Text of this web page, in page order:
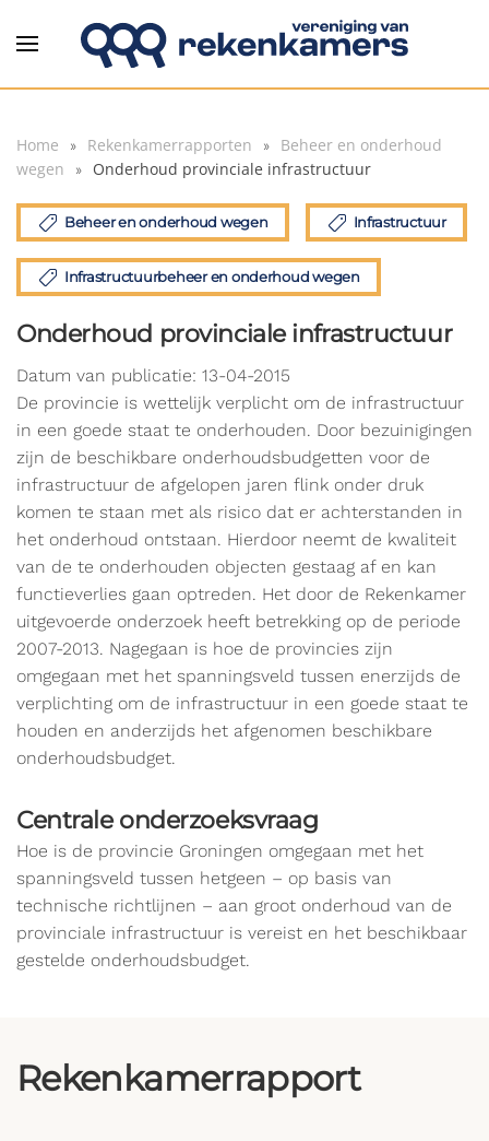
Overslaan en naar de inhoud gaan
Home Rekenkamerrapporten
Beheer en onderhoud
wegen
Onderhoud provinciale infrastructuur
Beheer en onderhoud wegen Infrastructuur
Infrastructuurbeheer en onderhoud wegen
Onderhoud provinciale infrastructuur
Datum van publicatie: 13-04-2015
De provincie is wettelijk verplicht om de infrastructuur
in een goede staat te onderhouden. Door bezuinigingen
zijn de beschikbare onderhoudsbudgetten voor de
infrastructuur de afgelopen jaren flink onder druk
komen te staan met als risico dat er achterstanden in
het onderhoud ontstaan. Hierdoor neemt de kwaliteit
van de te onderhouden objecten gestaag af en kan
functieverlies gaan optreden. Het door de Rekenkamer
uitgevoerde onderzoek heeft betrekking op de periode
2007-2013. Nagegaan is hoe de provincies zijn
omgegaan met het spanningsveld tussen enerzijds de
verplichting om de infrastructuur in een goede staat te
houden en anderzijds het afgenomen beschikbare
onderhoudsbudget.
Centrale onderzoeksvraag
Hoe is de provincie Groningen omgegaan met het
spanningsveld tussen hetgeen – op basis van
technische richtlijnen – aan groot onderhoud van de
provinciale infrastructuur is vereist en het beschikbaar
gestelde onderhoudsbudget.
Rekenkamerrapport